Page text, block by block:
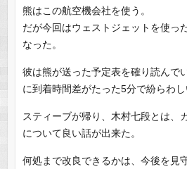
熊はこの航空機会社を使う。
だが今回はウェストジェットを使っ
なった。
彼は熊が送った予定表を確り読んで
に到着時間差がたった5分で紛らわし
スティーブが帰り、木村七段とは、
について良い話が出来た。
何処まで改良できるかは、今後を見